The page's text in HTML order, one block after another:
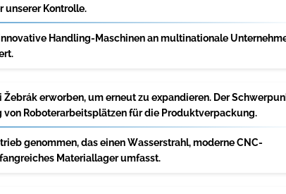
unserer Kontrolle.
Handling-Maschinen an multinationale
erworben, um erneut zu expandieren. Der
Roboterarbeitsplätzen für die Produktverpackung.
genommen, das einen Wasserstrahl, moderne CNC-
Materiallager umfasst.